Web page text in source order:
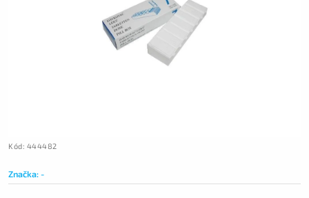
Kód: 444482
Značka:-